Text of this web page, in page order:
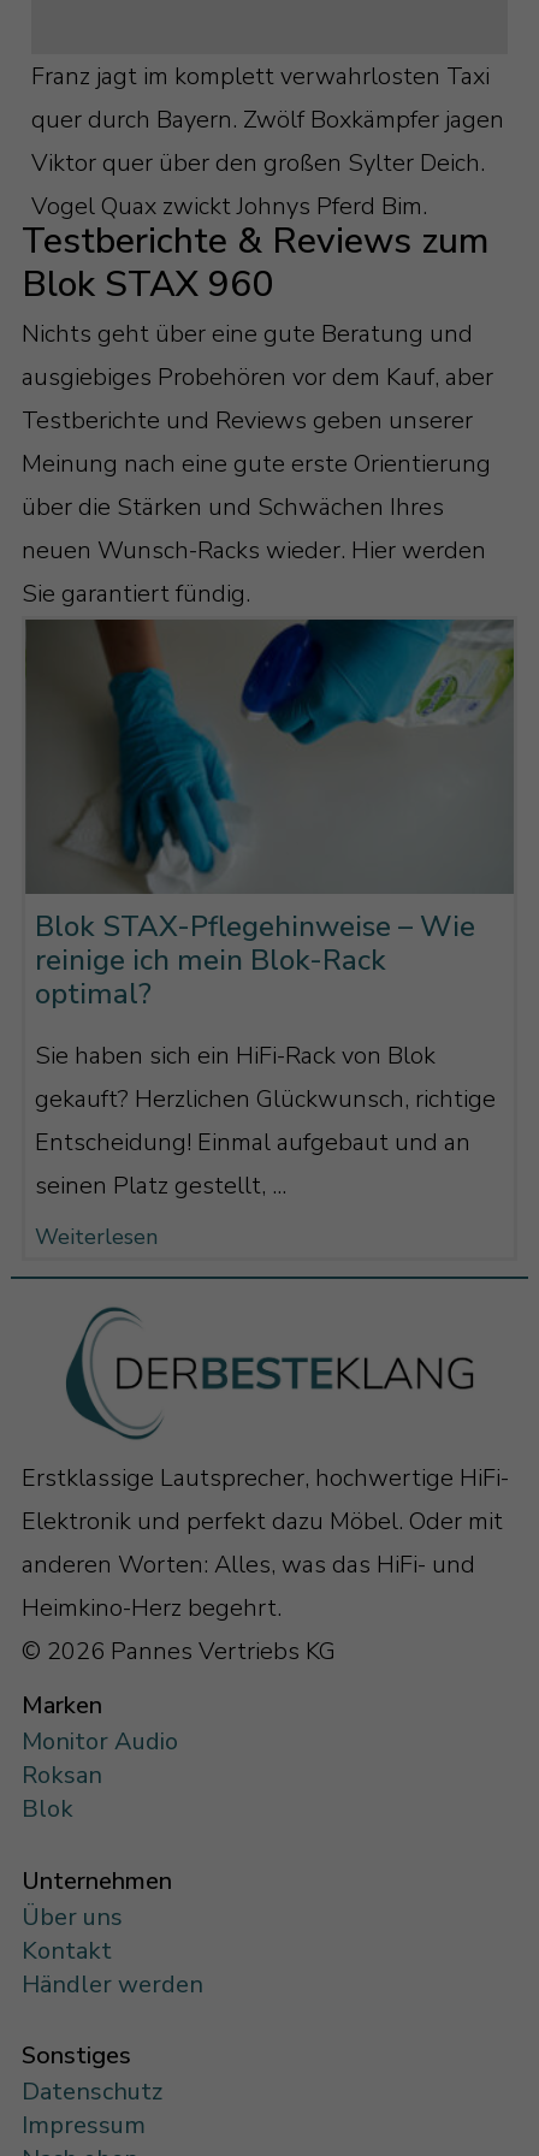
ruckzuck im Griff. Alles Glasböden haben
eine Ausfräsung, durch die Sie die Kabel
schnell gebändigt und sauber durch das
Rack geführt bekommen.
Blok STAX 600
600 Millimeter Höhe mit 3 Böden –
Blok STAX 600X
810 Millimeter Höhe mit 5 Böden –
Blok STAX 810
810 Millimeter Höhe mit 4 Böden –
Blok STAX 810X
960 Millimeter Höhe mit 5 Böden –
Blok STAX 960X
Franz jagt im komplett verwahrlosten Taxi
quer durch Bayern. Zwölf Boxkämpfer jagen
Viktor quer über den großen Sylter Deich.
Vogel Quax zwickt Johnys Pferd Bim.
Testberichte & Reviews zum
Blok STAX 960
Nichts geht über eine gute Beratung und
ausgiebiges Probehören vor dem Kauf, aber
Testberichte und Reviews geben unserer
Meinung nach eine gute erste Orientierung
über die Stärken und Schwächen Ihres
neuen Wunsch-Racks wieder. Hier werden
Sie garantiert fündig.
Blok STAX-Pflegehinweise – Wie
reinige ich mein Blok-Rack
optimal?
Sie haben sich ein HiFi-Rack von Blok
gekauft? Herzlichen Glückwunsch, richtige
Entscheidung! Einmal aufgebaut und an
seinen Platz gestellt, ...
Weiterlesen
Erstklassige Lautsprecher, hochwertige HiFi-
Elektronik und perfekt dazu Möbel. Oder mit
anderen Worten: Alles, was das HiFi- und
Heimkino-Herz begehrt.
© 2026 Pannes Vertriebs KG
Marken
Monitor Audio
Roksan
Blok
Unternehmen
Über uns
Kontakt
Händler werden
Sonstiges
Datenschutz
Impressum